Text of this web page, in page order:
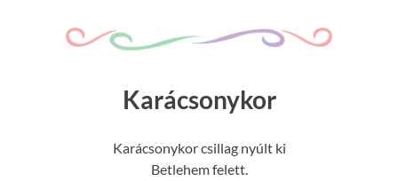
Karácsonykor
Karácsonykor csillag nyúlt ki
Betlehem felett.